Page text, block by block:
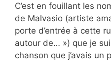
C’est en fouillant les
de Malvasio (artiste
porte d’entrée à cette
autour de… ») que je
chanson que j’avais un